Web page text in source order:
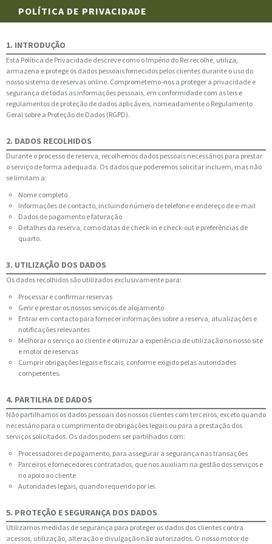
POLÍTICA DE PRIVACIDADE
1. INTRODUÇÃO
Esta Política de Privacidade descreve como o Império do Rei recolhe, utiliza,
armazena e protege os dados pessoais fornecidos pelos clientes durante o uso do
nosso sistema de reservas online. Comprometemo-nos a proteger a privacidade e
segurança de todas as informações pessoais, em conformidade com as leis e
regulamentos de proteção de dados aplicáveis, nomeadamente o Regulamento
Geral sobre a Proteção de Dados (RGPD).
2. DADOS RECOLHIDOS
Durante o processo de reserva, recolhemos dados pessoais necessários para prestar
o serviço de forma adequada. Os dados que poderemos solicitar incluem, mas não
se limitam a:
Nome completo
Informações de contacto, incluindo número de telefone e endereço de e-mail
Dados de pagamento e faturação
Detalhes da reserva, como datas de check-in e check-out e preferências de
quarto.
3. UTILIZAÇÃO DOS DADOS
Os dados recolhidos são utilizados exclusivamente para:
Processar e confirmar reservas
Gerir e prestar os nossos serviços de alojamento
Entrar em contacto para fornecer informações sobre a reserva, atualizações e
notificações relevantes
Melhorar o serviço ao cliente e otimizar a experiência de utilização no nosso site
e motor de reservas
Cumprir obrigações legais e fiscais, conforme exigido pelas autoridades
competentes.
4. PARTILHA DE DADOS
Não partilhamos os dados pessoais dos nossos clientes com terceiros, exceto quando
necessário para o cumprimento de obrigações legais ou para a prestação dos
serviços solicitados. Os dados podem ser partilhados com:
Processadores de pagamento, para assegurar a segurança nas transações
Parceiros e fornecedores contratados, que nos auxiliam na gestão dos serviços e
no apoio ao cliente
Autoridades legais, quando requerido por lei.
5. PROTEÇÃO E SEGURANÇA DOS DADOS
Utilizamos medidas de segurança para proteger os dados dos clientes contra
acessos, utilização, alteração e divulgação não autorizados. O nosso motor de